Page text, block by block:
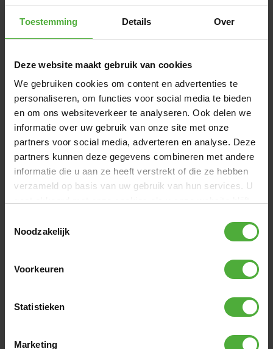
Toestemming Details Over
Deze website maakt gebruik van cookies
We gebruiken cookies om content en advertenties te
personaliseren, om functies voor social media te bieden
en om ons websiteverkeer te analyseren. Ook delen we
informatie over uw gebruik van onze site met onze
partners voor social media, adverteren en analyse. Deze
partners kunnen deze gegevens combineren met andere
informatie die u aan ze heeft verstrekt of die ze hebben
verzameld op basis van uw gebruik van hun services. U
Noodzakelijk
Voorkeuren
Statistieken
Marketing
ABMESSUNGEN UND DETAILS
Produktname
BERG Kotflügel-Set vorne
SKU 15.03.32.00
Alle Abmessungen und Details anzeigen
WIRD OFT ZUSAMMEN GEKAUFT MIT